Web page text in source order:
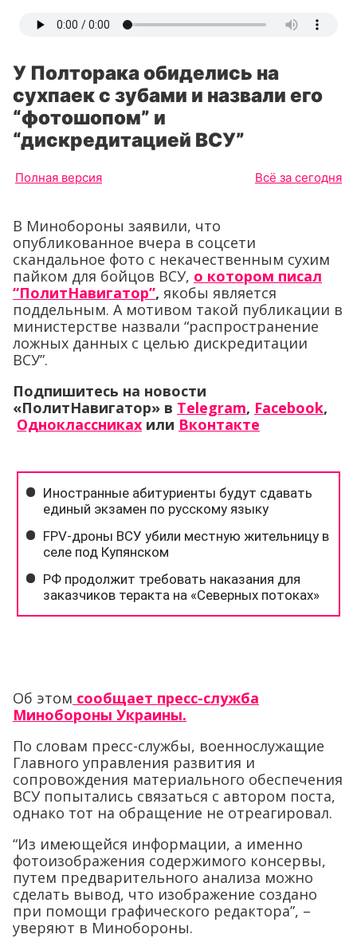
У Полторака обиделись на
сухпаек с зубами и назвали его
“фотошопом” и
“дискредитацией ВСУ”
Полная версия Всё за сегодня
В Минобороны заявили, что
опубликованное вчера в соцсети
скандальное фото с некачественным сухим
пайком для бойцов ВСУ, о котором писал
“ПолитНавигатор”, якобы является
поддельным. А мотивом такой публикации в
министерстве назвали “распространение
ложных данных с целью дискредитации
ВСУ”.
Подпишитесь на новости
«ПолитНавигатор» в Telegram, Facebook,
Одноклассниках или Вконтакте
Об этом сообщает пресс-служба
Минобороны Украины.
По словам пресс-службы, военнослужащие
Главного управления развития и
сопровождения материального обеспечения
ВСУ попытались связаться с автором поста,
однако тот на обращение не отреагировал.
“Из имеющейся информации, а именно
фотоизображения содержимого консервы,
путем предварительного анализа можно
сделать вывод, что изображение создано
при помощи графического редактора”, –
уверяют в Минобороны.